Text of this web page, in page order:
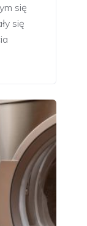
się
się